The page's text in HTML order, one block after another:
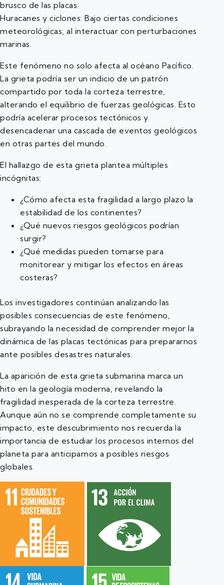
brusco de las placas.
Huracanes y ciclones: Bajo ciertas condiciones
meteorológicas, al interactuar con perturbaciones
marinas.
Este fenómeno no solo afecta al océano Pacífico.
La grieta podría ser un indicio de un patrón
compartido por toda la corteza terrestre,
alterando el equilibrio de fuerzas geológicas. Esto
podría acelerar procesos tectónicos y
desencadenar una cascada de eventos geológicos
en otras partes del mundo.
El hallazgo de esta grieta plantea múltiples
incógnitas:
¿Cómo afecta esta fragilidad a largo plazo la
estabilidad de los continentes?
¿Qué nuevos riesgos geológicos podrían
surgir?
¿Qué medidas pueden tomarse para
monitorear y mitigar los efectos en áreas
costeras?
Los investigadores continúan analizando las
posibles consecuencias de este fenómeno,
subrayando la necesidad de comprender mejor la
dinámica de las placas tectónicas para prepararnos
ante posibles desastres naturales.
La aparición de esta grieta submarina marca un
hito en la geología moderna, revelando la
fragilidad inesperada de la corteza terrestre.
Aunque aún no se comprende completamente su
impacto, este descubrimiento nos recuerda la
importancia de estudiar los procesos internos del
planeta para anticiparnos a posibles riesgos
globales.